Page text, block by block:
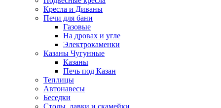
Кресла и Диваны
Печи для бани
Газовые
На дровах и угле
Электрокаменки
Казаны Чугунные
Казаны
Печь под Казан
Теплицы
Автонавесы
Беседки
Столы, лавки и скамейки